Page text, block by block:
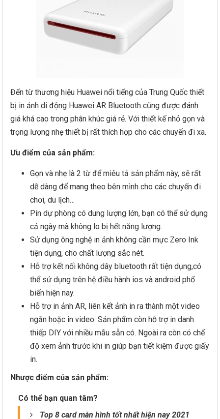
Đến từ thương hiệu Huawei nổi tiếng của Trung Quốc thiết
bị in ảnh di động Huawei AR Bluetooth cũng được đánh
giá khá cao trong phân khúc giá rẻ. Với thiết kế nhỏ gọn và
trọng lượng nhẹ thiết bị rất thích hợp cho các chuyến đi xa.
Ưu điểm của sản phẩm:
Gọn và nhẹ là 2 từ để miêu tả sản phẩm này, sẽ rất
dễ dàng để mang theo bên mình cho các chuyến đi
chơi, du lịch…
Pin dự phòng có dung lượng lớn, bạn có thể sử dụng
cả ngày mà không lo bị hết năng lượng.
Sử dụng ông nghệ in ảnh không cần mực Zero Ink
tiện dụng, cho chất lượng sắc nét.
Hỗ trợ kết nối không dây bluetooth rất tiện dụng,có
thể sử dụng trên hệ điều hành ios và android phổ
biến hiện nay.
Hỗ trợ in ảnh AR, liên kết ảnh in ra thành một video
ngắn hoặc in video. Sản phẩm còn hỗ trợ in danh
thiếp DIY với nhiều mẫu sẵn có. Ngoài ra còn có chế
độ xem ảnh trước khi in giúp bạn tiết kiệm được giấy
in.
Nhược điểm của sản phẩm:
Có thể bạn quan tâm?
Top 8 card màn hình tốt nhất hiện nay 2021